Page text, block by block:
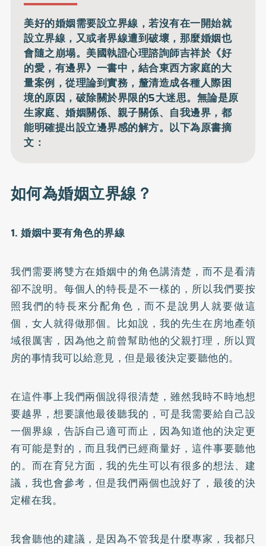
美好的婚姻需要設立界線，若沒有在一開始就
設立界線，又或者界線遭到破壞，那麼婚姻也
會隨之崩塌。美國執證心理諮詢師吉祥於《好
的愛，有邊界》一書中，結合東西方家庭的大
量案例，從理論到實務，釐清造成各種人際困
境的原因，破除關於界限的5大迷思。無論是原
生家庭、婚姻關係、親子關係、自我邊界，都
能明確提出設立邊界感的解方。以下為原書摘
文：
如何為婚姻立界線？
1. 婚姻中要有角色的界線
我們需要將雙方在婚姻中的角色講清楚，而不是看清
卻不說明。每個人的特長是不一樣的，所以我們要按
照我們的特長來分配角色，而不是說男人就要做這
個，女人就得做那個。比如說，我的先生在房地產領
域很厲害，因為他之前曾幫助他的父親打理，所以買
房的事情我可以給意見，但是最後決定要聽他的。
在這件事上我們兩個說得很清楚，雖然我時不時地想
要越界，想要讓他最後聽我的，可是我需要給自己設
一個界線，告訴自己適可而止，因為知道他的決定更
有可能是對的，而且我們已經商量好，這件事要聽他
的。而在育兒方面，我的先生可以有很多的想法、建
議，我也會參考，但是我們兩個也說好了，最後的決
定權在我。
我會聽他的建議，是因為不管我是什麼專家，我都只